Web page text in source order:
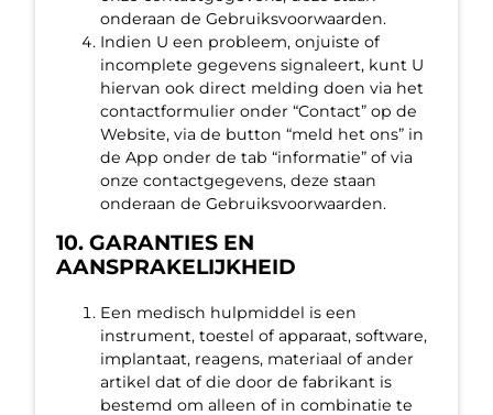
onderaan de Gebruiksvoorwaarden.
Indien U een probleem, onjuiste of
incomplete gegevens signaleert, kunt U
hiervan ook direct melding doen via het
contactformulier onder “Contact” op de
Website, via de button “meld het ons” in
de App onder de tab “informatie” of via
onze contactgegevens, deze staan
onderaan de Gebruiksvoorwaarden.
10. GARANTIES EN
AANSPRAKELIJKHEID
Een medisch hulpmiddel is een
instrument, toestel of apparaat, software,
implantaat, reagens, materiaal of ander
artikel dat of die door de fabrikant is
bestemd om alleen of in combinatie te